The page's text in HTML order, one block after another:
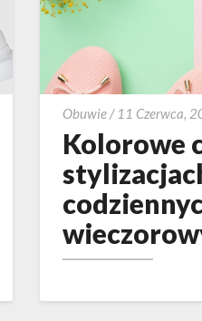
Obuwie/ 11 Czerwca,
Kolorowe